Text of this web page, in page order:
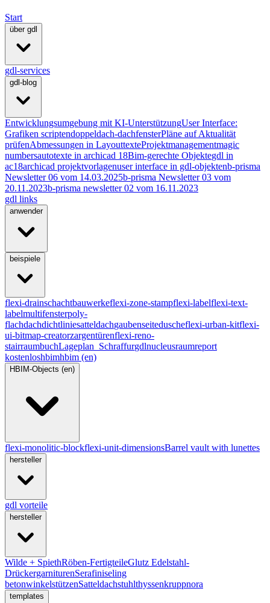
Start
über gdl
gdl-services
gdl-blog
Entwicklungsumgebung mit KI-UnterstützungUser Interface:
Grafiken scriptendoppeldach-dachfensterPläne auf Aktualität
prüfenAbmessungen in LayouttexteProjektmanagementmagic
numbersautotexte in archicad 18Bim-gerechte Objektegdl in
ac18archicad projektvorlagenuser interface in gdl-objektenb-prisma
Newsletter 06 vom 14.03.2025b-prisma Newsletter 03 vom
20.11.2023b-prisma newsletter 02 vom 16.11.2023
gdl links
anwender
beispiele
flexi-drainschachtbauwerkeflexi-zone-stampflexi-labelflexi-text-
labelmultifensterpoly-
flachdachdichtliniesatteldachgaubenseiteduscheflexi-urban-kitflexi-
ui-bitmap-creatorzargentürenflexi-reno-
stairraumbuchLageplan_Schraffurgdlnucleusraumreport
kostenloshbimhbim (en)
HBIM-Objects (en)
flexi-monolitic-blockflexi-unit-dimensionsBarrel vault with lunettes
hersteller
gdl vorteile
hersteller
Wilde + SpiethRöben-FertigteileGlutz Edelstahl-
DrückergarniturenSerafiniseling
betonwinkelstützenSatteldachstuhlthyssenkruppnora
templates